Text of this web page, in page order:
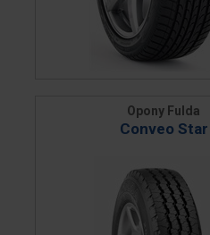
Opony Fulda
Conveo Star